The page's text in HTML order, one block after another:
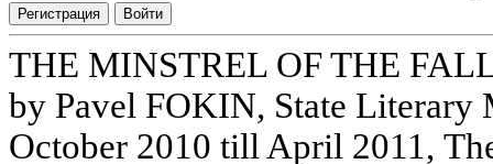
Регистрация Войти
THE MINSTREL OF THE
by Pavel FOKIN, State Literary
October 2010 till April 2011,